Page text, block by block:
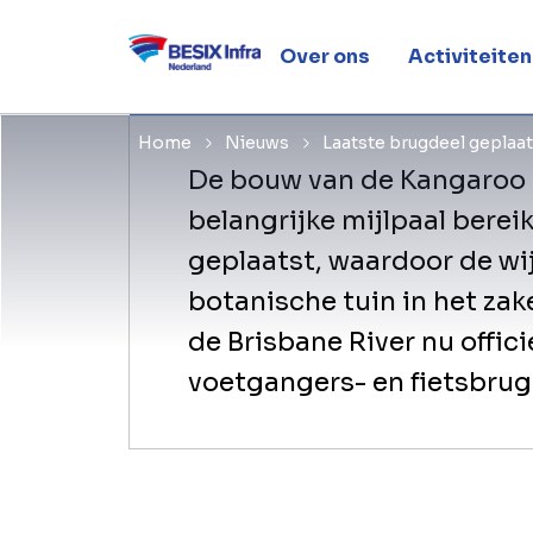
Over ons Activiteiten
Home Nieuws Laatste brugdeel
Point-
De bouw van de
belangrijke mijlpaal
geplaatst, waardoor de
botanische tuin in het
de Brisbane River nu
voetgangers- en